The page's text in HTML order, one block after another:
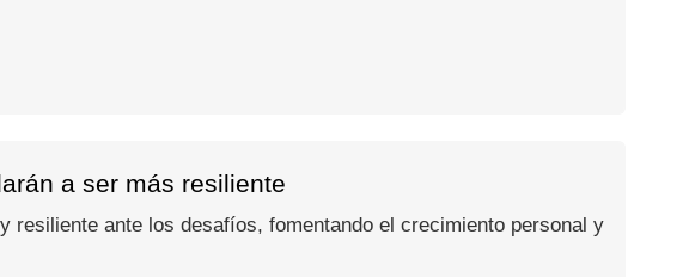
a ser más resiliente
ante los desafíos, fomentando el crecimiento personal y